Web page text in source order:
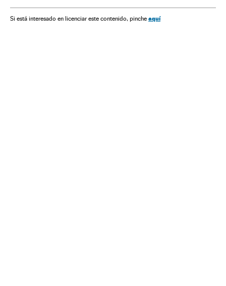
Capitolio EE UU Extrema direita Radicalismo
Si está interesado en licenciar este contenido, pinche aquí